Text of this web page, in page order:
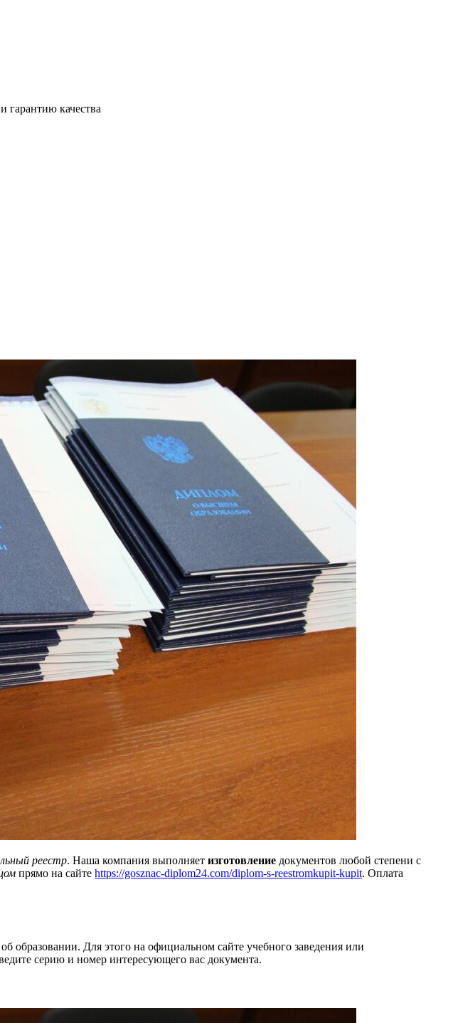
гарантию качества
реестр. Наша компания выполняет изготовление документов любой степени с
прямо на сайте https://gosznac-diplom24.com/diplom-s-reestromkupit-kupit. Оплата
образовании. Для этого на официальном сайте учебного заведения или
серию и номер интересующего вас документа.